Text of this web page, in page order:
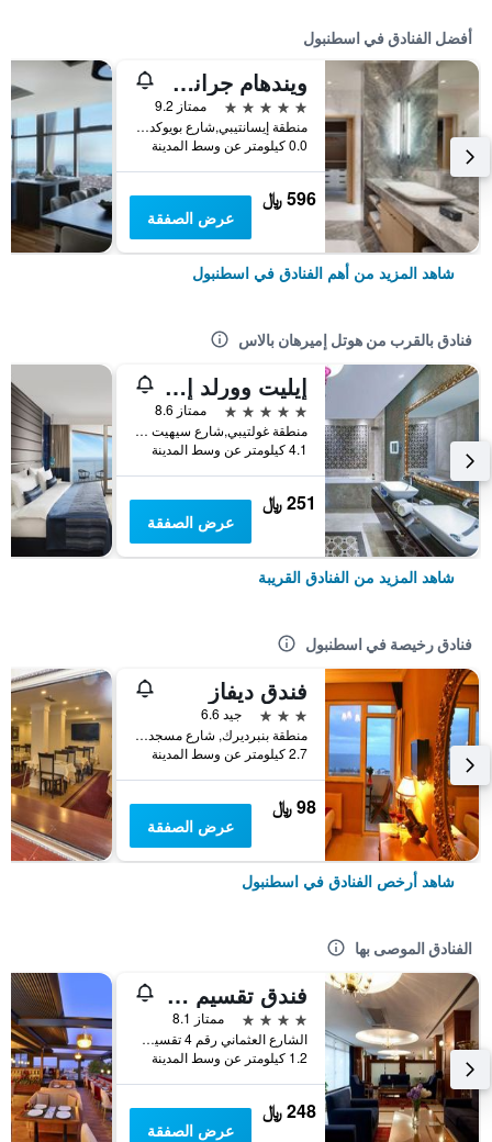
أفضل الفنادق في اسطنبول
ويندهام جراند إسطنبول ليفينت
5 نجوم
ممتاز 9.2
منطقة إيسانتيبي,شارع بويوكديري 177-183 شيشلي, اسطنبول, تركيا
0.0 كيلومتر عن وسط المدينة
596 ﷼
عرض الصفقة
شاهد المزيد من أهم الفنادق في اسطنبول
فنادق بالقرب من هوتل إميرهان بالاس
إيليت وورلد إسطنبول فلوريا
5 نجوم
ممتاز 8.6
منطقة غولتيبي,شارع سيهيت ظافر كيزيلتاس رقم 1,كوجوك جيكميجي, اسطنبول, تركيا
4.1 كيلومتر عن وسط المدينة
251 ﷼
عرض الصفقة
شاهد المزيد من الفنادق القريبة
فنادق رخيصة في اسطنبول
فندق ديفاز
3 نجوم
جيد 6.6
منطقة بنبرديرك, شارع مسجد كاتب سنان رقم 31, اسطنبول, تركيا
2.7 كيلومتر عن وسط المدينة
98 ﷼
عرض الصفقة
شاهد أرخص الفنادق في اسطنبول
الفنادق الموصى بها
فندق تقسيم متروبارك
4 نجوم
ممتاز 8.1
الشارع العثماني رقم 4 تقسيم, اسطنبول, تركيا
1.2 كيلومتر عن وسط المدينة
248 ﷼
عرض الصفقة